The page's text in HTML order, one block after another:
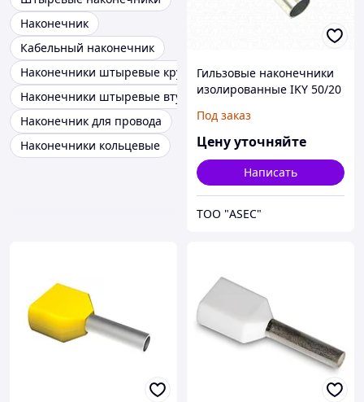
Наконечник
Кабельный наконечник
Наконечники штыревые круглые изолированные
Наконечники штыревые втулочные двойные
Наконечник для провода
Наконечники кольцевые
Гильзовые наконечники
изолированные IKY 50/20
Под заказ
Цену уточняйте
Написать
ТОО "ASEC"